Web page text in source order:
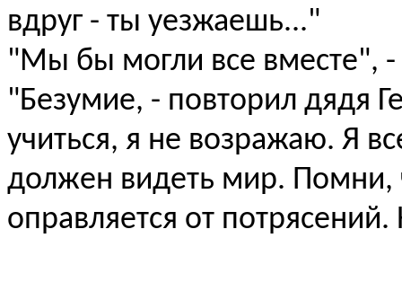
вдруг - ты уезжаешь..."
"Мы бы могли все вместе",
"Безумие, - повторил дядя
учиться, я не возражаю. Я
должен видеть мир. Помни,
оправляется от потрясений.